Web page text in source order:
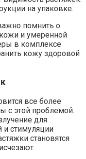
на упаковке.
помнить о
и умеренной
в комплексе
кожу здоровой
все более
с этой проблемой.
для
стимуляции
становятся